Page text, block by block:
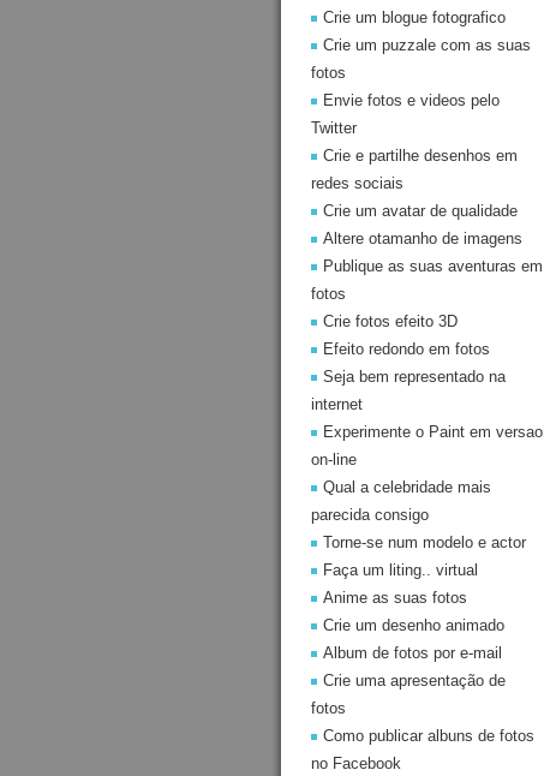
Crie um blogue fotografico
Crie um puzzale com as suas
fotos
Envie fotos e videos pelo
Twitter
Crie e partilhe desenhos em
redes sociais
Crie um avatar de qualidade
Altere otamanho de imagens
Publique as suas aventuras em
fotos
Crie fotos efeito 3D
Efeito redondo em fotos
Seja bem representado na
internet
Experimente o Paint em versao
on-line
Qual a celebridade mais
parecida consigo
Torne-se num modelo e actor
Faça um liting.. virtual
Anime as suas fotos
Crie um desenho animado
Album de fotos por e-mail
Crie uma apresentação de
fotos
Como publicar albuns de fotos
no Facebook